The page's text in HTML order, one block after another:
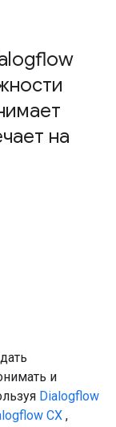
на
и
Dialogflow
CX ,